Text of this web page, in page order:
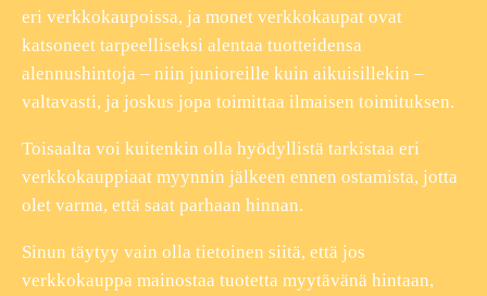
eri verkkokaupoissa, ja monet verkkokaupat ovat
katsoneet tarpeelliseksi alentaa tuotteidensa
alennushintoja – niin junioreille kuin aikuisillekin –
valtavasti, ja joskus jopa toimittaa ilmaisen toimituksen.
Toisaalta voi kuitenkin olla hyödyllistä tarkistaa eri
verkkokauppiaat myynnin jälkeen ennen ostamista, jotta
olet varma, että saat parhaan hinnan.
Sinun täytyy vain olla tietoinen siitä, että jos
verkkokauppa mainostaa tuotetta myytävänä hintaan,